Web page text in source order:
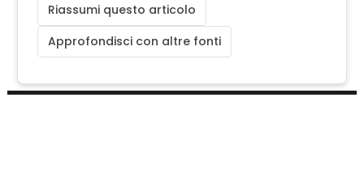
Riassumi questo articolo
Approfondisci con altre fonti